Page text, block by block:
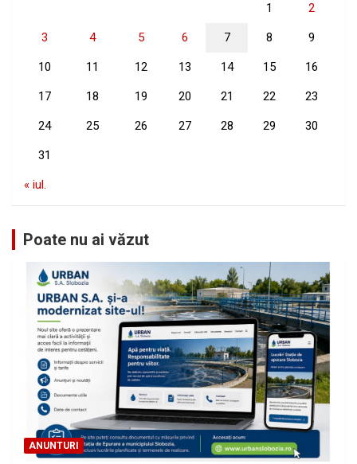
1 2
3 4 5 6 7 8 9
10 11 12 13 14 15 16
17 18 19 20 21 22 23
24 25 26 27 28 29 30
31
« iul.
Poate nu ai văzut
ANUNTURI